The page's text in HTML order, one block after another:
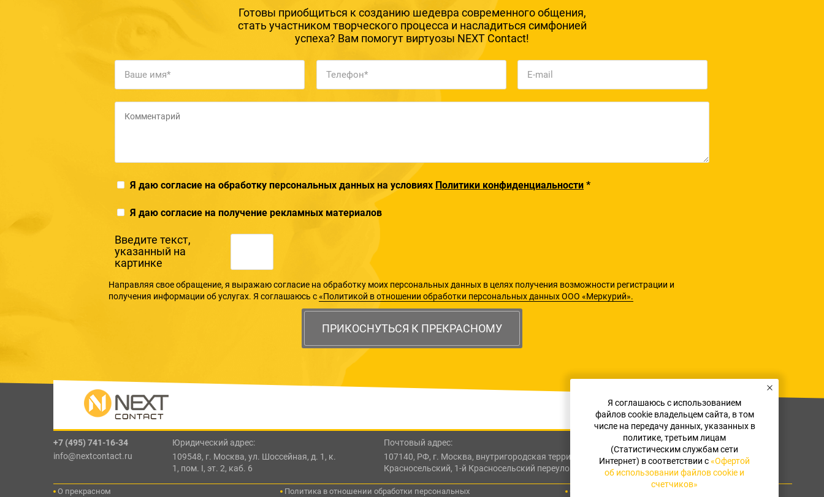
Готовы приобщиться к созданию шедевра современного общения,
стать участником творческого процесса и насладиться симфонией
успеха? Вам помогут виртуозы NEXT Contact!
Я даю согласие на обработку персональных данных на условиях Политики конфиденциальности *
Я даю согласие на получение рекламных материалов
Введите текcт,
указанный на
картинке
Направляя свое обращение, я выражаю согласие на обработку моих персональных данных в целях получения возможности регистрации и
получения информации об услугах. Я соглашаюсь с«Политикой в отношении обработки персональных данных ООО «Меркурий».
ПРИКОСНУТЬСЯ К ПРЕКРАСНОМУ
+7 (495) 741-16-34
info@nextcontact.ru
Юридический адрес:
109548, г. Москва, ул. Шоссейная, д. 1, к.
1, пом. I, эт. 2, каб. 6
Почтовый адрес:
107140, РФ, г. Москва, внутригородская территория муниципальный округ
Красносельский, 1-й Красносельский переулок, дом 9А
О прекрасном Политика в отношении обработки персональных
Я соглашаюсь с использованием
файлов cookie владельцем сайта, в том
числе на передачу данных, указанных в
политике, третьим лицам
(Статистическим службам сети
Интернет) в соответствии с«Офертой
об использовании файлов cookie и
счетчиков»